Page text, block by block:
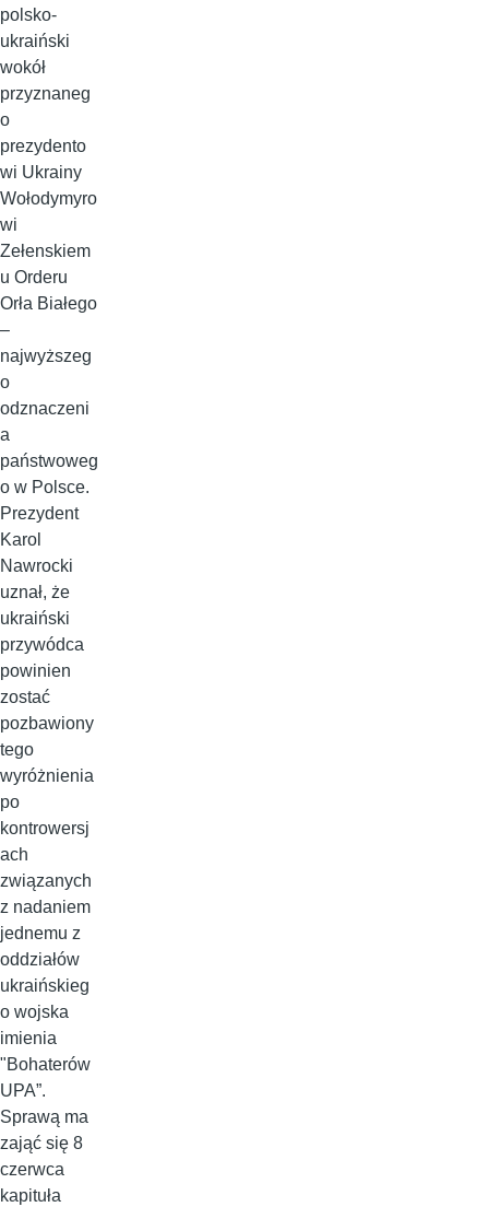
polsko-
ukraiński
wokół
przyznaneg
o
prezydento
wi Ukrainy
Wołodymyro
wi
Zełenskiem
u Orderu
Orła Białego
–
najwyższeg
o
odznaczeni
a
państwoweg
o w Polsce.
Prezydent
Karol
Nawrocki
uznał, że
ukraiński
przywódca
powinien
zostać
pozbawiony
tego
wyróżnienia
po
kontrowersj
ach
związanych
z nadaniem
jednemu z
oddziałów
ukraińskieg
o wojska
imienia
"Bohaterów
UPA”.
Sprawą ma
zająć się 8
czerwca
kapituła